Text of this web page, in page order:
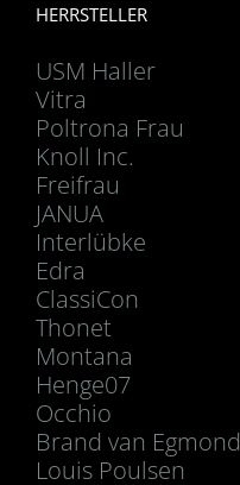
HERRSTELLER
USM Haller
Vitra
Poltrona Frau
Knoll Inc.
Freifrau
JANUA
Interlübke
Edra
ClassiCon
Thonet
Montana
Henge07
Occhio
Brand van Egmond
Louis Poulsen